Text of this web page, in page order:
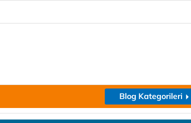
Blog Kategorileri